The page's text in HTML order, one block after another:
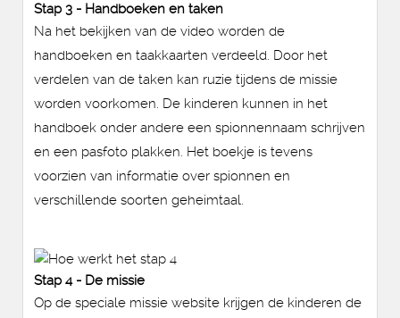
Stap 3 - Handboeken en taken
Na het bekijken van de video worden de
handboeken en taakkaarten verdeeld. Door het
verdelen van de taken kan ruzie tijdens de missie
worden voorkomen. De kinderen kunnen in het
handboek onder andere een spionnennaam schrijven
en een pasfoto plakken. Het boekje is tevens
voorzien van informatie over spionnen en
verschillende soorten geheimtaal.
Stap 4 - De missie
Op de speciale missie website krijgen de kinderen de